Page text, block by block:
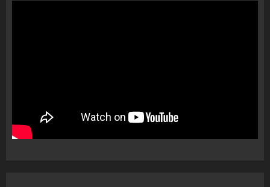
1
“bosen” Joana Nano për
abuzim me fondet publike dhe
pasuri të pajustifikuar